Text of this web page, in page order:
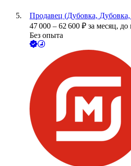
Продавец (Дубовка, Дубовка,
47 000 – 62 600 ₽ за месяц, до
Без опыта